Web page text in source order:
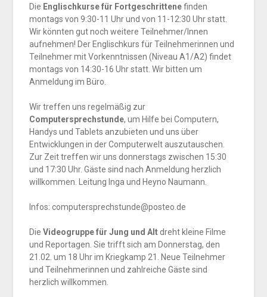
Die Englischkurse für Fortgeschrittenefinden
montags von 9:30-11 Uhr und von 11-12:30 Uhr statt.
Wir könnten gut noch weitere Teilnehmer/Innen
aufnehmen! Der Englischkurs für Teilnehmerinnen und
Teilnehmer mit Vorkenntnissen (Niveau A1/A2) findet
montags von 14:30-16 Uhr statt. Wir bitten um
Anmeldung im Büro.
Wir treffen uns regelmäßig zur
Computersprechstunde, um Hilfe bei Computern,
Handys und Tablets anzubieten und uns über
Entwicklungen in der Computerwelt auszutauschen.
Zur Zeit treffen wir uns donnerstags zwischen 15:30
und 17:30 Uhr. Gäste sind nach Anmeldung herzlich
willkommen. Leitung Inga und Heyno Naumann.
Infos: computersprechstunde@posteo.de
Die Videogruppe für Jung und Altdreht kleine Filme
und Reportagen. Sie trifft sich am Donnerstag, den
21.02. um 18 Uhr im Kriegkamp 21. Neue Teilnehmer
und Teilnehmerinnen und zahlreiche Gäste sind
herzlich willkommen.